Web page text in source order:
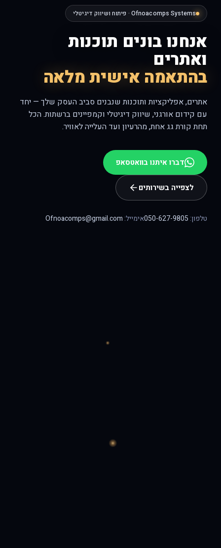
Ofnoacomps Systems · פיתוח ושיווק דיגיטלי
אנחנו בונים תוכנות
ואתרים
בהתאמה אישית מלאה
אתרים, אפליקציות ותוכנות שנבנים סביב העסק שלך — יחד
עם קידום אורגני, שיווק דיגיטלי וקמפיינים ברשתות. הכל
תחת קורת גג אחת, מהרעיון ועד העלייה לאוויר.
דברו איתנו בוואטסאפ
לצפייה בשירותים
טלפון:050-627-9805 אימייל:Ofnoacomps@gmail.com